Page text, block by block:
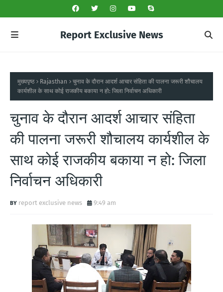
Report Exclusive News
मुख्यपृष्ठ Rajasthan
चुनाव के दौरान आदर्श आचार संहिता की पालना जरूरी शौचालय
कार्यशील के साथ कोई राजकीय बकाया न हो: जिला निर्वाचन अधिकारी
चुनाव के दौरान आदर्श आचार संहिता
की पालना जरूरी शौचालय कार्यशील के
साथ कोई राजकीय बकाया न हो: जिला
निर्वाचन अधिकारी
report exclusive news 9:49 am